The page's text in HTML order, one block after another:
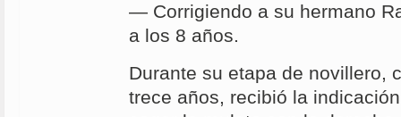
— Corrigiendo a su hermano
a los 8 años.
Durante su etapa de novillero,
trece años, recibió la